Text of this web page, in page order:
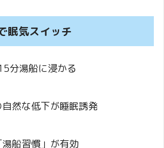
眠気スイッチ
分湯船に浸かる
然な低下が睡眠誘発
船習慣」が有効